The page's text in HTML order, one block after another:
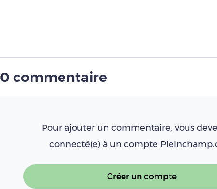
0 commentaire
Pour ajouter un commentaire, vous
connecté(e) à un compte
Créer un compte